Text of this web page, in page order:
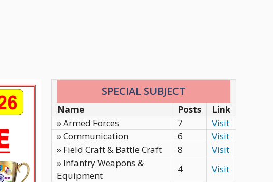
SPECIAL SUBJECT
Name Posts
Link
» Armed Forces
7
Visit
» Communication
6
Visit
» Field Craft & Battle Craft
8
Visit
» Infantry Weapons &
Equipment
4
Visit